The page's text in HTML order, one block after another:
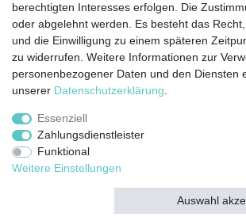
Widerrufs­recht Impressum
erklärung
AGB Kontakt
Versand
© Copyright 2020 Rocket Trading GmbH. Alle
berechtigten Interesses erfolgen. Die
oder abgelehnt werden. Es besteht das
und die Einwilligung zu einem späteren
zu widerrufen. Weitere Informationen zur
personenbezogener Daten und den Diensten
unserer Daten­schutz­erklärung
Essenziell
Zahlungsdienstleister
Funktional
Weitere Einstellungen
Alle
Alle
Auswahl